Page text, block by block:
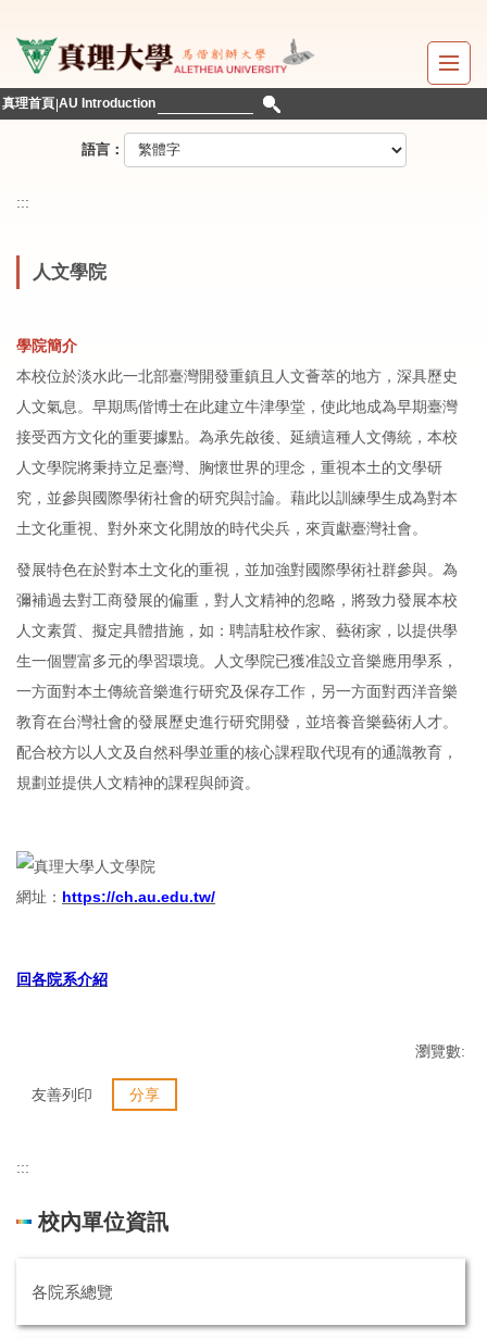
到
主
內
真理首頁 AU Introduction
語言：
:::
人文學院
學院簡介
本校位於淡水此一北部臺灣開發重鎮且人文薈萃的地方，深具歷史
人文氣息。早期馬偕博士在此建立牛津學堂，使此地成為早期臺灣
接受西方文化的重要據點。為承先啟後、延續這種人文傳統，本校
人文學院將秉持立足臺灣、胸懷世界的理念，重視本土的文學研
究，並參與國際學術社會的研究與討論。藉此以訓練學生成為對本
土文化重視、對外來文化開放的時代尖兵，來貢獻臺灣社會。
發展特色在於對本土文化的重視，並加強對國際學術社群參與。為
彌補過去對工商發展的偏重，對人文精神的忽略，將致力發展本校
人文素質、擬定具體措施，如：聘請駐校作家、藝術家，以提供學
生一個豐富多元的學習環境。人文學院已獲准設立音樂應用學系，
一方面對本土傳統音樂進行研究及保存工作，另一方面對西洋音樂
教育在台灣社會的發展歷史進行研究開發，並培養音樂藝術人才。
配合校方以人文及自然科學並重的核心課程取代現有的通識教育，
規劃並提供人文精神的課程與師資。
網址： https://ch.au.edu.tw/
回各院系介紹
瀏覽數:
友善列印 分享
:::
校內單位資訊
各院系總覽